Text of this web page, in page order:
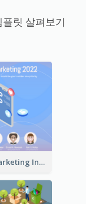
릿 살펴보기
Digital Marketing Instagram Post With Isometric Graphics